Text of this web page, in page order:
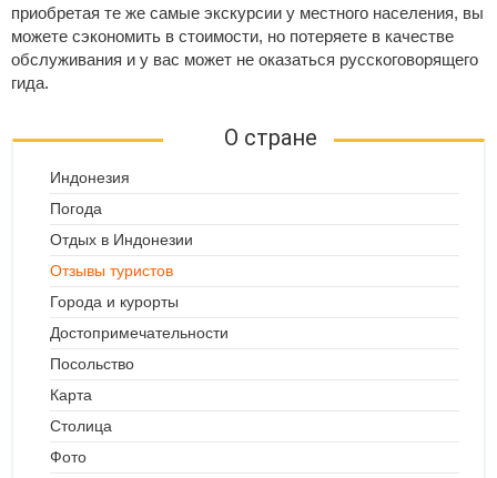
приобретая те же самые экскурсии у местного населения, вы
можете сэкономить в стоимости, но потеряете в качестве
обслуживания и у вас может не оказаться русскоговорящего
гида.
О стране
Индонезия
Погода
Отдых в Индонезии
Отзывы туристов
Города и курорты
Достопримечательности
Посольство
Карта
Столица
Фото